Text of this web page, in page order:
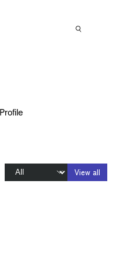
Profile
View all